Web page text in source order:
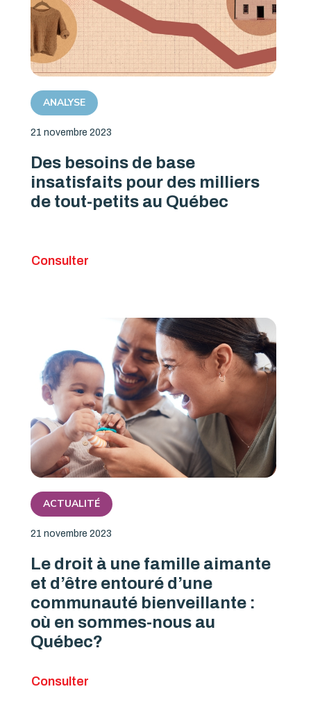
ANALYSE
21 novembre 2023
Des besoins de base
insatisfaits pour des milliers
de tout-petits au Québec
Consulter
ACTUALITÉ
21 novembre 2023
Le droit à une famille aimante
et d’être entouré d’une
communauté bienveillante :
où en sommes-nous au
Québec?
Consulter